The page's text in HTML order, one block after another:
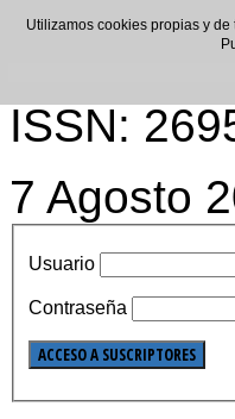
ISSN:
7 Agosto
Usuario
Contraseña
Utilizamos cookies propias y